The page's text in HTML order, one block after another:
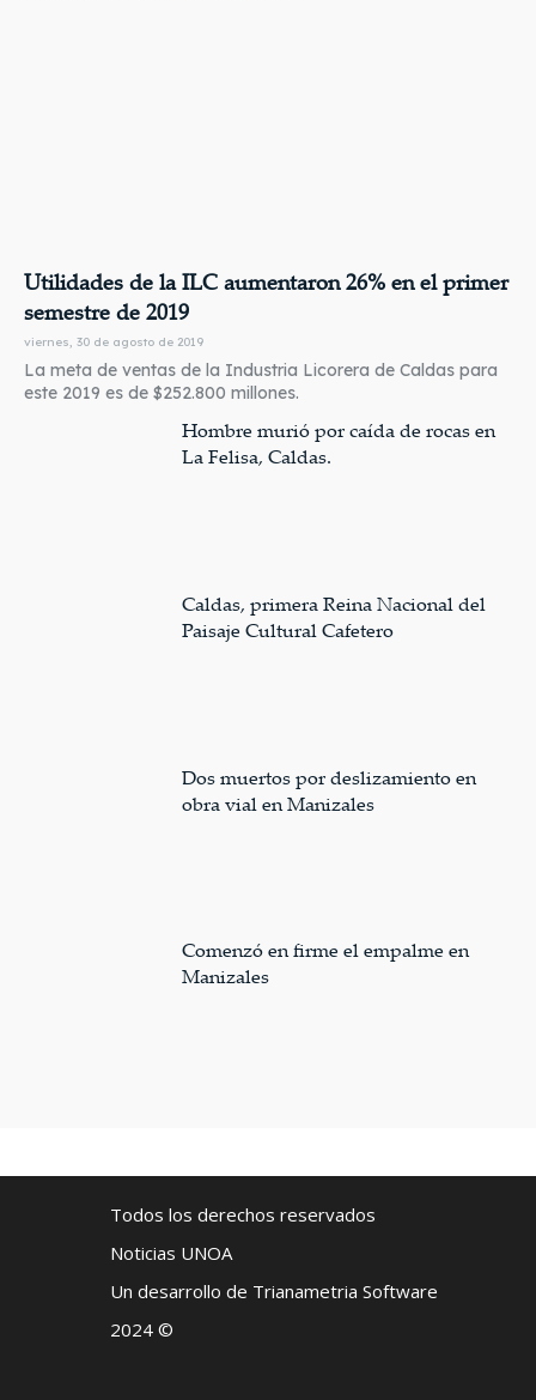
Utilidades de la ILC aumentaron 26% en el primer
semestre de 2019
viernes, 30 de agosto de 2019
La meta de ventas de la Industria Licorera de Caldas para
este 2019 es de $252.800 millones.
Hombre murió por caída de rocas en
La Felisa, Caldas.
Caldas, primera Reina Nacional del
Paisaje Cultural Cafetero
Dos muertos por deslizamiento en
obra vial en Manizales
Comenzó en firme el empalme en
Manizales
Todos los derechos reservados
Noticias UNOA
Un desarrollo de Trianametria Software
2024 ©